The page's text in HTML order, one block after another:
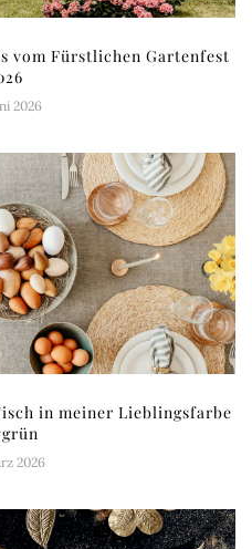
vom Fürstlichen Gartenfest
2026
in meiner Lieblingsfarbe
2026